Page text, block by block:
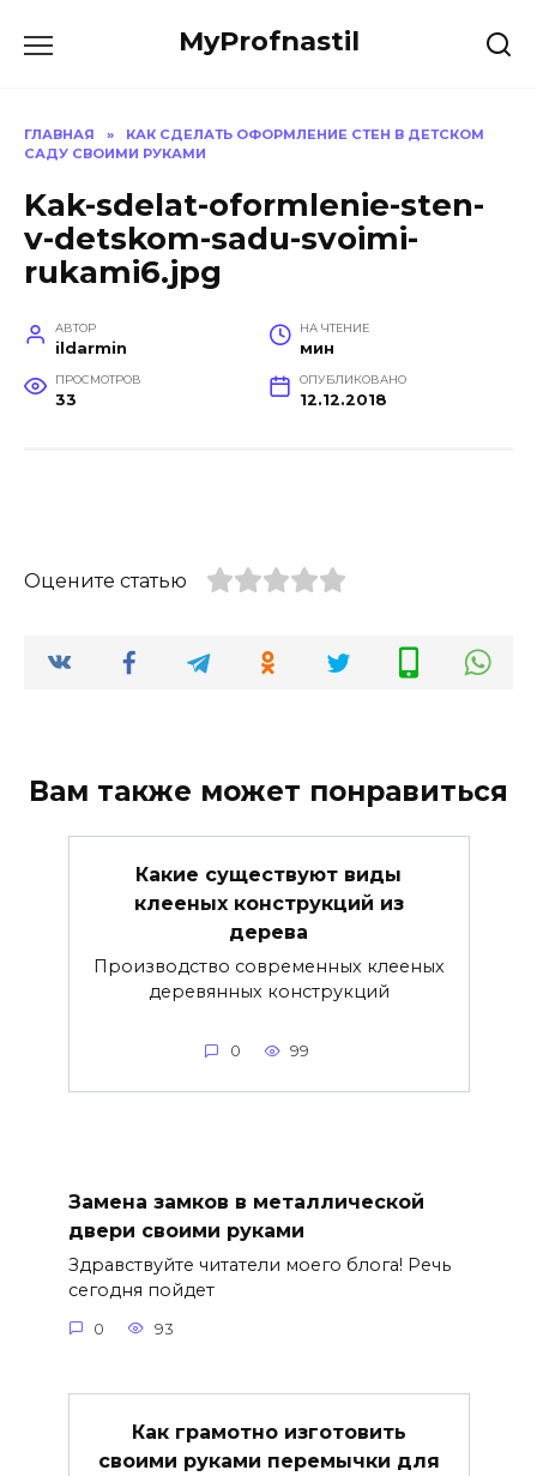
MyProfnastil
ГЛАВНАЯ »
КАК СДЕЛАТЬ ОФОРМЛЕНИЕ СТЕН В ДЕТСКОМ
САДУ СВОИМИ РУКАМИ
Kak-sdelat-oformlenie-sten-
v-detskom-sadu-svoimi-
rukami6.jpg
АВТОР
ildarmin
НА ЧТЕНИЕ
мин
ПРОСМОТРОВ
33
ОПУБЛИКОВАНО
12.12.2018
Оцените статью
Вам также может понравиться
Какие существуют виды
клееных конструкций из
дерева
Производство современных клееных
деревянных конструкций
0 99
Замена замков в металлической
двери своими руками
Здравствуйте читатели моего блога! Речь
сегодня пойдет
0 93
Как грамотно изготовить
своими руками перемычки для